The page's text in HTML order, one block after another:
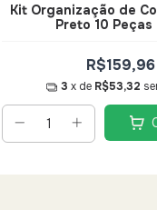
Kit Organização de
Preto 10 Peças
R$159,96
3 x de R$53,32